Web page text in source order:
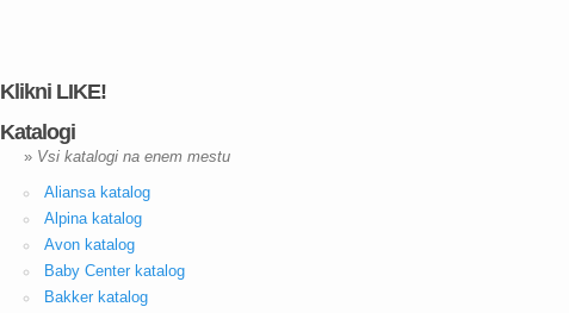
Klikni LIKE!
Katalogi
» Vsi katalogi na enem mestu
Aliansa katalog
Alpina katalog
Avon katalog
Baby Center katalog
Bakker katalog